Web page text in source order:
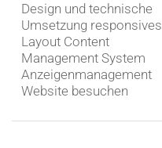
Design und technische
Umsetzung responsives
Layout Content
Management System
Anzeigenmanagement
Website besuchen